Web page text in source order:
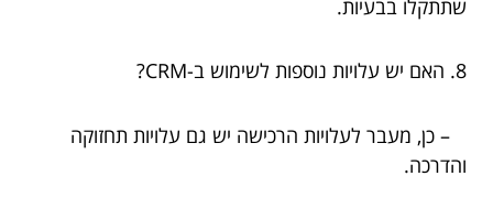
שתתקלו בבעיות.
8. האם יש עלויות נוספות לשימוש ב-CRM?
– כן, מעבר לעלויות הרכישה יש גם עלויות תחזוקה
והדרכה.